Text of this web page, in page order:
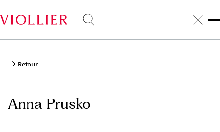
au
contenu
Retour
Anna Prusko